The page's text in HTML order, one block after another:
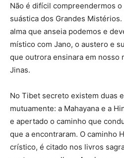
Não é difícil compreendermos
suástica dos Grandes
alma que anseia podemos e
místico com Jano, o austero e
que outrora ensinara em nosso
Jinas.
No Tibet secreto existem duas
mutuamente: a Mahayana e a
e apertado o caminho que
que a encontraram. O caminho
crístico, é citado nos livros